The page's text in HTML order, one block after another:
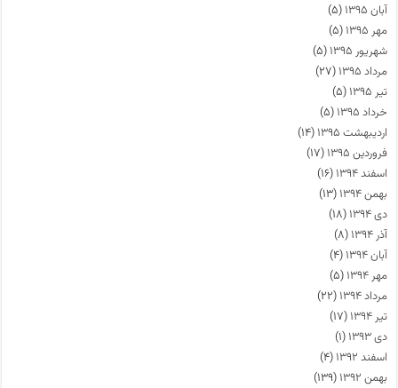
آبان ۱۳۹۵
(۵)
مهر ۱۳۹۵
(۵)
شهریور ۱۳۹۵
(۵)
مرداد ۱۳۹۵
(۲۷)
تیر ۱۳۹۵
(۵)
خرداد ۱۳۹۵
(۵)
اردیبهشت ۱۳۹۵
(۱۴)
فروردین ۱۳۹۵
(۱۷)
اسفند ۱۳۹۴
(۱۶)
بهمن ۱۳۹۴
(۱۳)
دی ۱۳۹۴
(۱۸)
آذر ۱۳۹۴
(۸)
آبان ۱۳۹۴
(۴)
مهر ۱۳۹۴
(۵)
مرداد ۱۳۹۴
(۲۲)
تیر ۱۳۹۴
(۱۷)
دی ۱۳۹۳
(۱)
اسفند ۱۳۹۲
(۴)
بهمن ۱۳۹۲
(۱۳۹)